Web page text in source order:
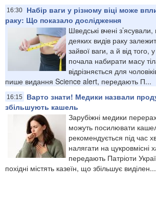
16:30
Набір ваги у різному віці може
раку: Що показало дослідження
Шведські вчені
деяких видів раку
зайвої ваги, а й від того,
почала набирати масу
відрізняється для
пише видання Science alert, передають П...
16:15
Варто знати! Медики назвали
збільшують кашель
Зарубіжні медики
можуть посилювати
рекомендується під час
налягати на цукровмісні
передають Патріоти
похідні містять казеїн, що збільшує виділен...